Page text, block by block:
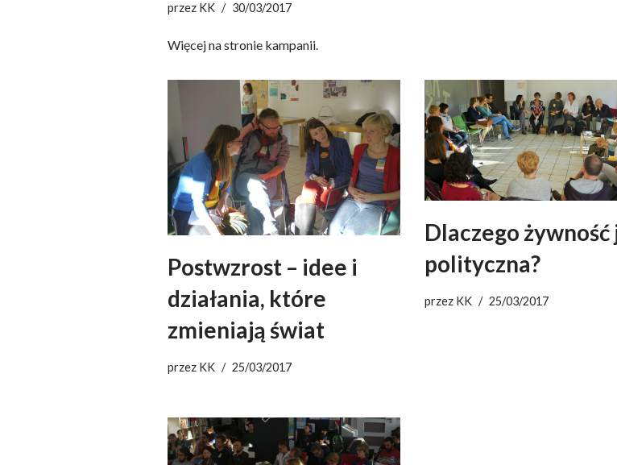
przez KK 30/03/2017
Więcej na stronie kampanii.
Postwzrost – idee i
działania, które
zmieniają świat
przez KK 25/03/2017
Dlaczego żywność
polityczna?
przez KK 25/03/2017